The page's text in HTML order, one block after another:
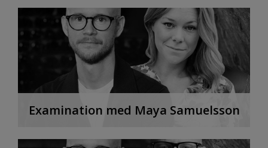
Examination med Maya Samuelsson